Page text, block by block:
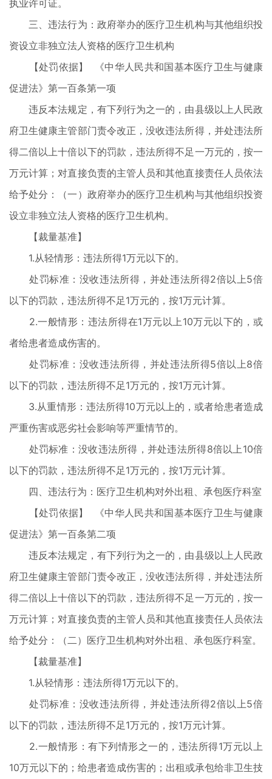
执业许可证。
三、违法行为：政府举办的医疗卫生机构与其他组织投
资设立非独立法人资格的医疗卫生机构
【处罚依据】 《中华人民共和国基本医疗卫生与健康
促进法》第一百条第一项
违反本法规定，有下列行为之一的，由县级以上人民政
府卫生健康主管部门责令改正，没收违法所得，并处违法所
得二倍以上十倍以下的罚款，违法所得不足一万元的，按一
万元计算；对直接负责的主管人员和其他直接责任人员依法
给予处分：（一）政府举办的医疗卫生机构与其他组织投资
设立非独立法人资格的医疗卫生机构。
【裁量基准】
1.从轻情形：违法所得1万元以下的。
处罚标准：没收违法所得，并处违法所得2倍以上5倍
以下的罚款，违法所得不足1万元的，按1万元计算。
2.一般情形：违法所得在1万元以上10万元以下的，或
者给患者造成伤害的。
处罚标准：没收违法所得，并处违法所得5倍以上8倍
以下的罚款，违法所得不足1万元的，按1万元计算。
3.从重情形：违法所得10万元以上的，或者给患者造成
严重伤害或恶劣社会影响等严重情节的。
处罚标准：没收违法所得，并处违法所得8倍以上10倍
以下的罚款，违法所得不足1万元的，按1万元计算。
四、违法行为：医疗卫生机构对外出租、承包医疗科室
【处罚依据】 《中华人民共和国基本医疗卫生与健康
促进法》第一百条第二项
违反本法规定，有下列行为之一的，由县级以上人民政
府卫生健康主管部门责令改正，没收违法所得，并处违法所
得二倍以上十倍以下的罚款，违法所得不足一万元的，按一
万元计算；对直接负责的主管人员和其他直接责任人员依法
给予处分：（二）医疗卫生机构对外出租、承包医疗科室。
【裁量基准】
1.从轻情形：违法所得1万元以下的。
处罚标准：没收违法所得，并处违法所得2倍以上5倍
以下的罚款，违法所得不足1万元的，按1万元计算。
2.一般情形：有下列情形之一的，违法所得1万元以上
10万元以下的；给患者造成伤害的；出租或承包给非卫生技